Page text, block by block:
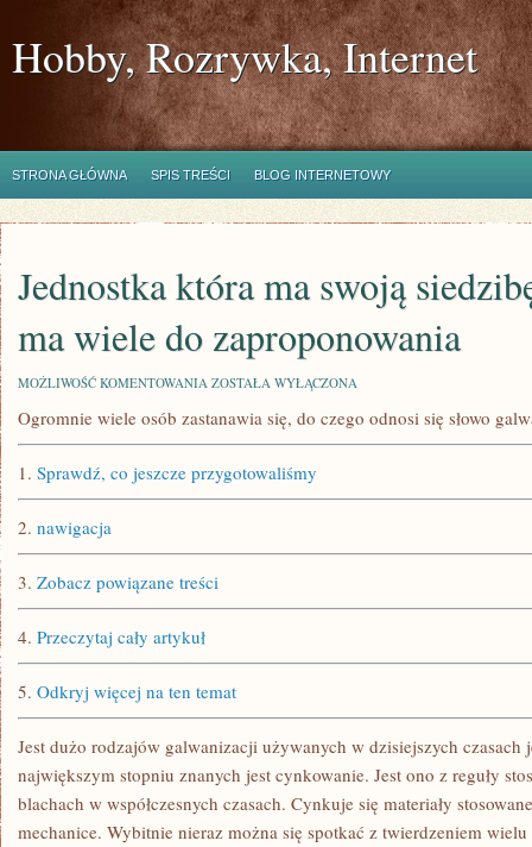
Hobby, Rozrywka, Internet
STRONA GŁÓWNA SPIS TREŚCI BLOG INTERNETOWY
Jednostka która ma swoją
ma wiele do zaproponowania
MOŻLIWOŚĆ KOMENTOWANIA JEDNOSTKA
MA
W
KIELCACH,
ZAPROPONOWANIA
ZOSTAŁA WYŁĄCZONA
Ogromnie wiele osób zastanawia się, do czego odnosi się słowo
1. Sprawdź, co jeszcze przygotowaliśmy
2. nawigacja
3. Zobacz powiązane treści
4. Przeczytaj cały artykuł
5. Odkryj więcej na ten temat
Jest dużo rodzajów galwanizacji używanych w dzisiejszych czasach
największym stopniu znanych jest cynkowanie. Jest ono z reguły
blachach w współczesnych czasach. Cynkuje się materiały
mechanice. Wybitnie nieraz można się spotkać z twierdzeniem